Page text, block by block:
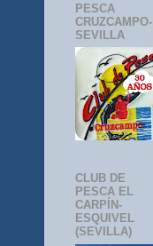
PESCA
CRUZCAMPO-
SEVILLA
CLUB DE
PESCA EL
CARPÍN-
ESQUIVEL
(SEVILLA)